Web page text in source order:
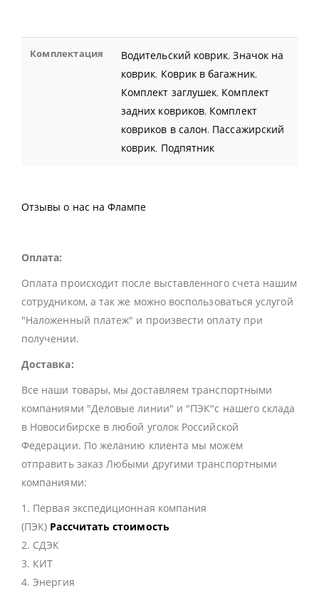
Комплектация Водительский коврик,Значок на
коврик, Коврик в багажник,
Комплект заглушек, Комплект
задних ковриков, Комплект
ковриков в салон, Пассажирский
коврик, Подпятник
Отзывы о нас на Флампе
Оплата:
Оплата происходит после выставленного счета нашим
сотрудником, а так же можно воспользоваться услугой
"Наложенный платеж" и произвести оплату при
получении.
Доставка:
Все наши товары, мы доставляем транспортными
компаниями "Деловые линии" и "ПЭК"с нашего склада
в Новосибирске в любой уголок Российской
Федерации. По желанию клиента мы можем
отправить заказ Любыми другими транспортными
компаниями:
1. Первая экспедиционная компания
(ПЭК) Рассчитать стоимость
2. СДЭК
3. КИТ
4. Энергия